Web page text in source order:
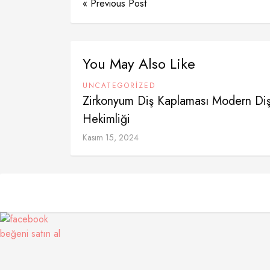
« Previous Post
You May Also Like
UNCATEGORIZED
Zirkonyum Diş Kaplaması Modern
Hekimliği
Kasım 15, 2024